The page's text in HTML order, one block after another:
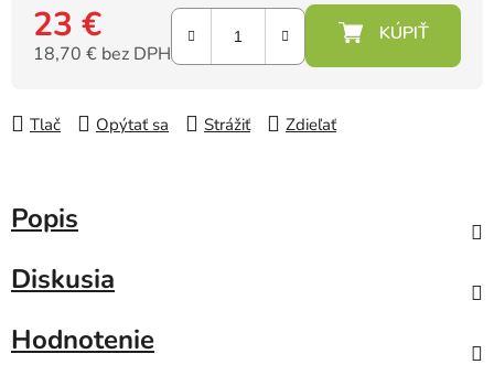
23 €
18,70 € bez DPH
Tlač
Opýtať sa Strážiť Zdieľať
Popis
Diskusia
Hodnotenie